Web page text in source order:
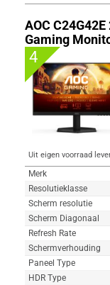
AOC
Gaming
4
Uit eigen voorraad
Merk
Resolutieklasse
Scherm resolutie
Scherm Diagonaal
Refresh Rate
Schermverhouding
Paneel Type
HDR Type